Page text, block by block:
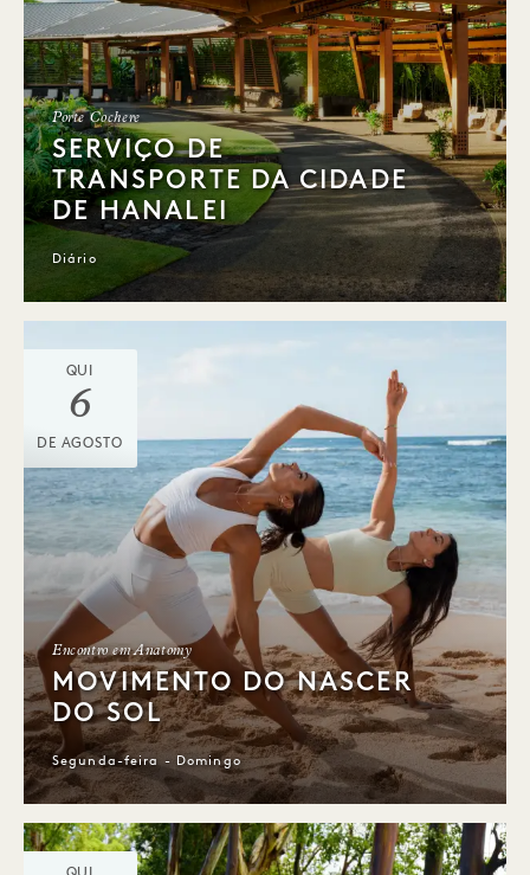
Porte Cochere
SERVIÇO DE
TRANSPORTE DA CIDADE
DE HANALEI
Diário
QUI
6
DE AGOSTO
Encontro em Anatomy
MOVIMENTO DO NASCER
DO SOL
Segunda-feira - Domingo